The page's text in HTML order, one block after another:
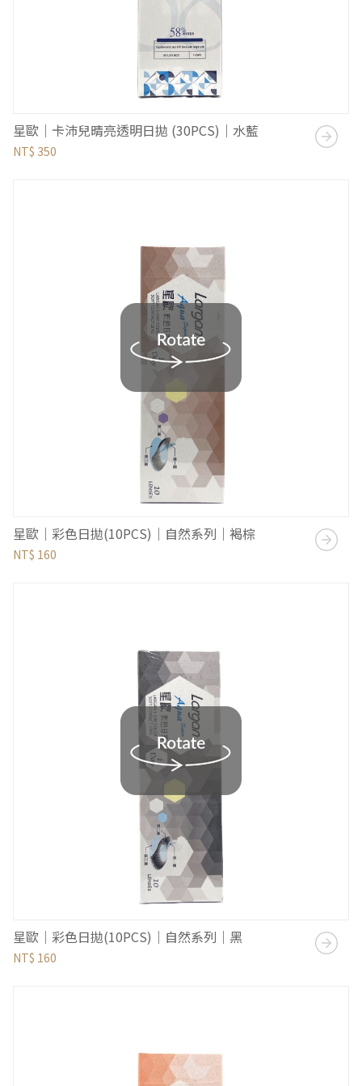
星歐｜卡沛兒晴亮透明日拋 (30PCS)｜水藍
NT$ 350
星歐｜彩色日拋(10PCS)｜自然系列｜褐棕
NT$ 160
星歐｜彩色日拋(10PCS)｜自然系列｜黑
NT$ 160